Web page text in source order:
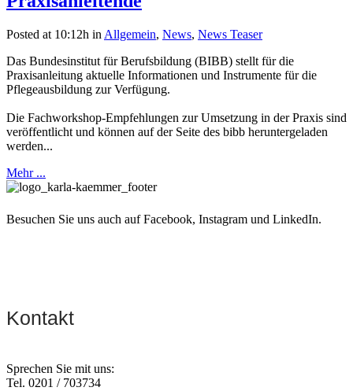
Posted at 10:12h in Allgemein, News, News Teaser
Das Bundesinstitut für Berufsbildung (BIBB) stellt für die
Praxisanleitung aktuelle Informationen und Instrumente für die
Pflegeausbildung zur Verfügung.
Die Fachworkshop-Empfehlungen zur Umsetzung in der Praxis sind
veröffentlicht und können auf der Seite des bibb heruntergeladen
werden...
Mehr ...
Besuchen Sie uns auch auf Facebook, Instagram und LinkedIn.
Kontakt
Sprechen Sie mit uns:
Tel. 0201 / 703734